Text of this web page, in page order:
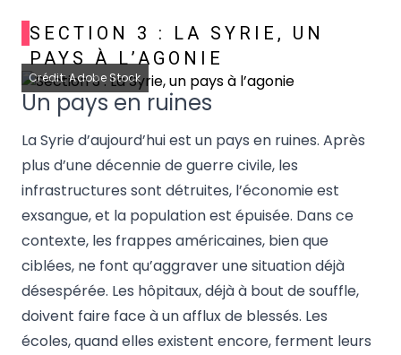
SECTION 3 : LA SYRIE, UN
PAYS À L’AGONIE
Crédit: Adobe Stock
Un pays en ruines
La Syrie d’aujourd’hui est un pays en ruines. Après
plus d’une décennie de guerre civile, les
infrastructures sont détruites, l’économie est
exsangue, et la population est épuisée. Dans ce
contexte, les frappes américaines, bien que
ciblées, ne font qu’aggraver une situation déjà
désespérée. Les hôpitaux, déjà à bout de souffle,
doivent faire face à un afflux de blessés. Les
écoles, quand elles existent encore, ferment leurs